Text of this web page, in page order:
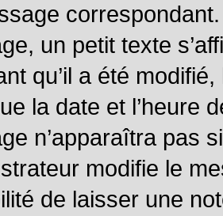
un petit texte
qu’il a été
la date et l’heure
n’apparaîtra pas
modifie le
de laisser une